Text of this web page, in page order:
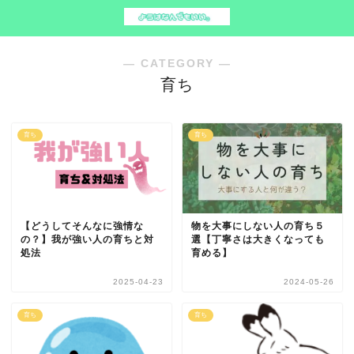
― CATEGORY ―
育ち
育ち
【どうしてそんなに強情な
の？】我が強い人の育ちと対
処法
2025-04-23
育ち
物を大事にしない人の育ち５
選【丁寧さは大きくなっても
育める】
2024-05-26
育ち 育ち